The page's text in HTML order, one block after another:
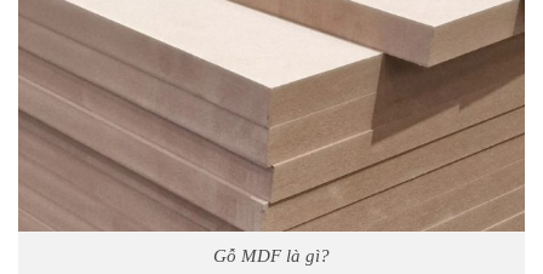
Gỗ MDF là gì?